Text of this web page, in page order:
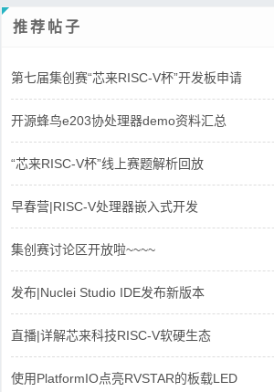
推荐帖子
第七届集创赛“芯来RISC-V杯”开发板申请
开源蜂鸟e203协处理器demo资料汇总
“芯来RISC-V杯”线上赛题解析回放
早春营|RISC-V处理器嵌入式开发
集创赛讨论区开放啦~~~~
发布|Nuclei Studio IDE发布新版本
直播|详解芯来科技RISC-V软硬生态
使用PlatformIO点亮RVSTAR的板载LED